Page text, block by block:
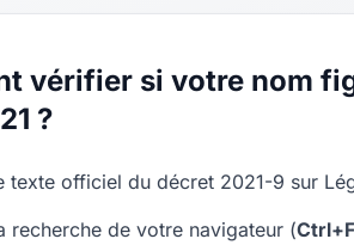
vérifier si votre nom
?
texte officiel du décret 2021-9 sur
recherche de votre navigateur (Ctrl+F